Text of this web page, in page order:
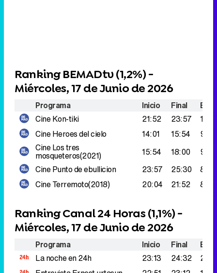
Ranking BEMADtv (1,2%) -
Miércoles, 17 de Junio de 2026
Programa Inicio Final
CineKon-tiki 21:52 23:57
CineHeroes del cielo 14:01 15:54
CineLos tres
mosqueteros(2021) 15:54 18:00
CinePunto de ebullicion 23:57 25:30
CineTerremoto(2018) 20:04 21:52
Ranking Canal 24 Horas (1,1%) -
Miércoles, 17 de Junio de 2026
Programa Inicio Final
La noche en 24h
23:13 24:32